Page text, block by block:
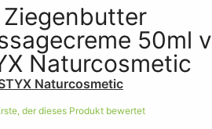
Ziegenbutter
50ml
Naturcosmetic
Naturcosmetic
der dieses Produkt bewertet